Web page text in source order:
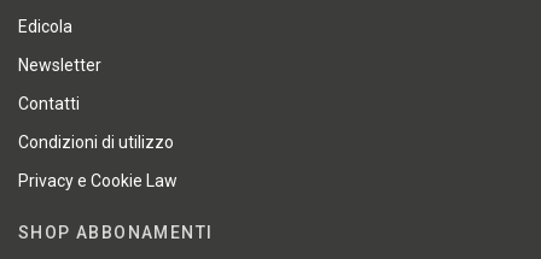
Edicola
Newsletter
Contatti
Condizioni di utilizzo
Privacy e Cookie Law
SHOP ABBONAMENTI